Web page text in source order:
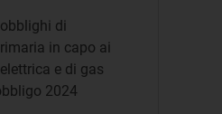
di
in capo ai
e di gas
2024